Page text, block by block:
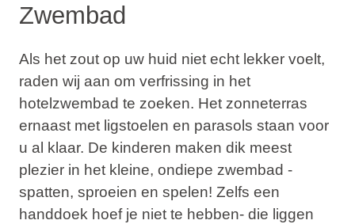
Zwembad
Als het zout op uw huid niet echt lekker voelt,
raden wij aan om verfrissing in het
hotelzwembad te zoeken. Het zonneterras
ernaast met ligstoelen en parasols staan voor
u al klaar. De kinderen maken dik meest
plezier in het kleine, ondiepe zwembad -
spatten, sproeien en spelen! Zelfs een
handdoek hoef je niet te hebben- die liggen